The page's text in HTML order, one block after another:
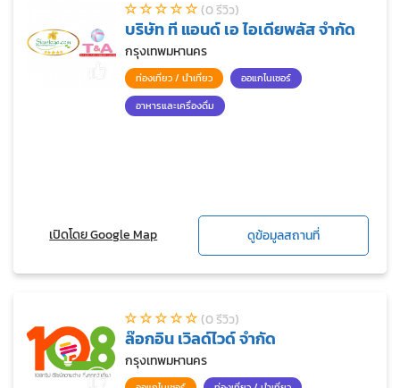
(0 รีวิว)
บริษัท ที แอนด์ เอ ไอเดียพลัส จำกัด
กรุงเทพมหานคร
ท่องเที่ยว / นำเที่ยว
ออแกไนเซอร์
อาหารและเครื่องดื่ม
เปิดโดย Google Map ดูข้อมูลสถานที่
(0 รีวิว)
ล๊อกอิน เวิลด์ไวด์ จำกัด
กรุงเทพมหานคร